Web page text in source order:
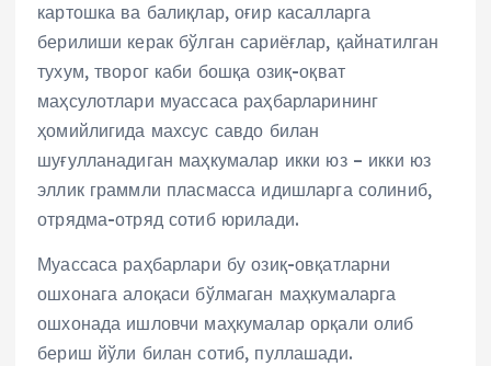
картошка ва балиқлар, оғир касалларга
берилиши керак бўлган сариёғлар, қайнатилган
тухум, творог каби бошқа озиқ-оқват
маҳсулотлари муассаса раҳбарларининг
ҳомийлигида махсус савдо билан
шуғулланадиган маҳкумалар икки юз – икки юз
эллик граммли пласмасса идишларга солиниб,
отрядма-отряд сотиб юрилади.
Муассаса раҳбарлари бу озиқ-овқатларни
ошхонага алоқаси бўлмаган маҳкумаларга
ошхонада ишловчи маҳкумалар орқали олиб
бериш йўли билан сотиб, пуллашади.